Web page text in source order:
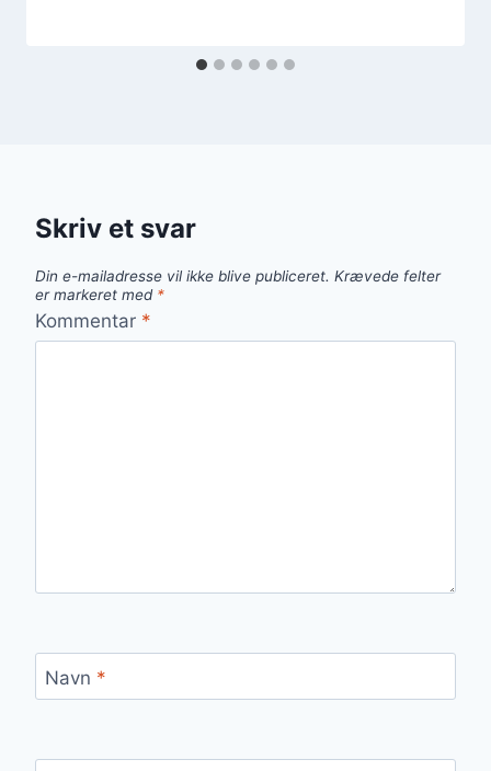
Skriv et svar
Din e-mailadresse vil ikke blive publiceret. Krævede felter
er markeret med *
Kommentar *
Navn *